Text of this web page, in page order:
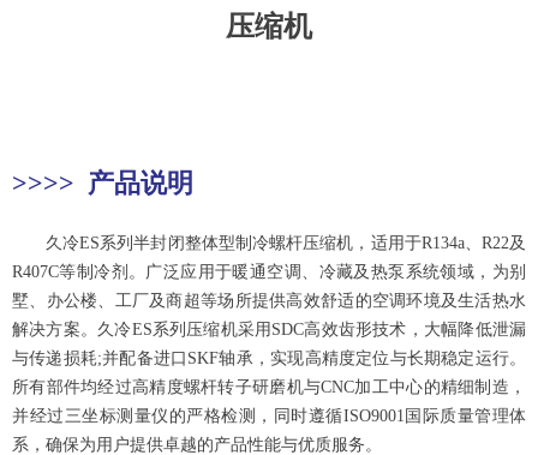
压缩机
>>>> 产品说明
久冷ES系列半封闭整体型制冷螺杆压缩机， 适用于R134a、R22及
R407C等制冷剂。广泛 应用于暖通空调、冷藏及热泵系统领域，为别
墅、办公楼、工厂及商超等场所提供高效舒适的空调环境及生活热水
解决方案。久冷ES系列压缩机采用SDC高效齿形技术，大幅降低泄漏
与传递损耗;并配备进口SKF轴承，实现高精度定位与长期稳定运行。
所有部件均经过高精度螺杆转子研磨机与CNC加工中心的精细制造，
并经过三坐标测量仪的严格检测，同时遵循ISO9001国际质量管理体
系，确保为用户提供卓越的产品性能与优质服务。